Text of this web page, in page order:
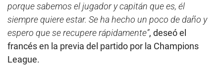
porque sabemos el jugador y capitán que es, él
siempre quiere estar. Se ha hecho un poco de daño y
espero que se recupere rápidamente”, deseó el
francés en la previa del partido por la Champions
League.